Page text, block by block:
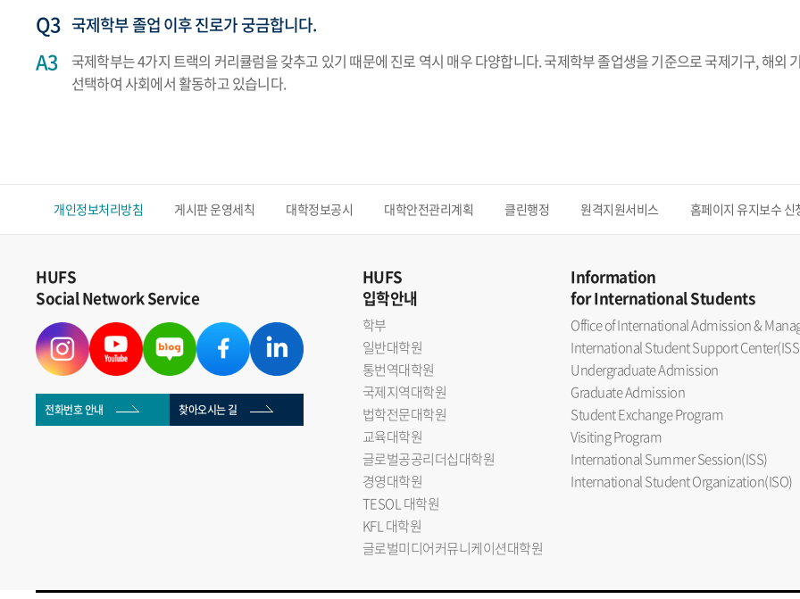
국제학부 졸업 이후 진로가 궁금합니다.
국제학부는 4가지 트랙의 커리큘럼을 갖추고 있기 때문에 진로 역시 매우 다양합니다. 국제학부 졸업생을 기준으로 국제기구, 해외
선택하여 사회에서 활동하고 있습니다.
개인정보처리방침 게시판 운영세칙 대학정보공시 대학안전관리계획 클린행정 원격지원서비스 홈페이지 유지보수 신
HUFS
Social Network Service
전화번호 안내 찾아오시는 길
HUFS
입학안내
학부
일반대학원
통번역대학원
국제지역대학원
법학전문대학원
교육대학원
글로벌공공리더십대학원
경영대학원
TESOL 대학원
KFL 대학원
글로벌미디어커뮤니케이션대학원
Information
for International Students
Office of International Admission &
International Student Support
Undergraduate Admission
Graduate Admission
Student Exchange Program
Visiting Program
International Summer Session(ISS)
International Student Organization(ISO)